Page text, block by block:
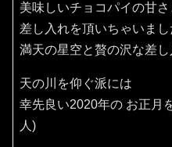
美味しいチョコパイの甘
差し入れを頂いちゃいまし
満天の星空と贅の沢な差
天の川を仰ぐ派には
幸先良い2020年の お正月
人)